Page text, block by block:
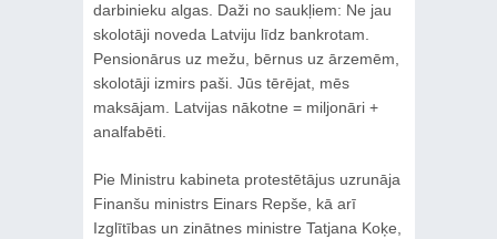
darbinieku algas. Daži no saukļiem: Ne jau
skolotāji noveda Latviju līdz bankrotam.
Pensionārus uz mežu, bērnus uz ārzemēm,
skolotāji izmirs paši. Jūs tērējat, mēs
maksājam. Latvijas nākotne = miljonāri +
analfabēti.
Pie Ministru kabineta protestētājus uzrunāja
Finanšu ministrs Einars Repše, kā arī
Izglītības un zinātnes ministre Tatjana Koķe,